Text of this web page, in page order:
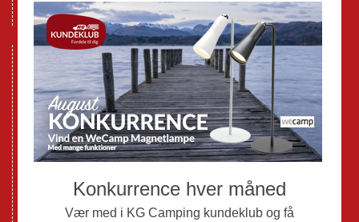
GPDR - Optagelse af foto og video
Nye Campingvogne
Nye Autocampere og Vans
Brugte Campingvogne
Brugte Autocampere og Vans
Webshop
Mortens Campingtips
KG Camping Kundeklub